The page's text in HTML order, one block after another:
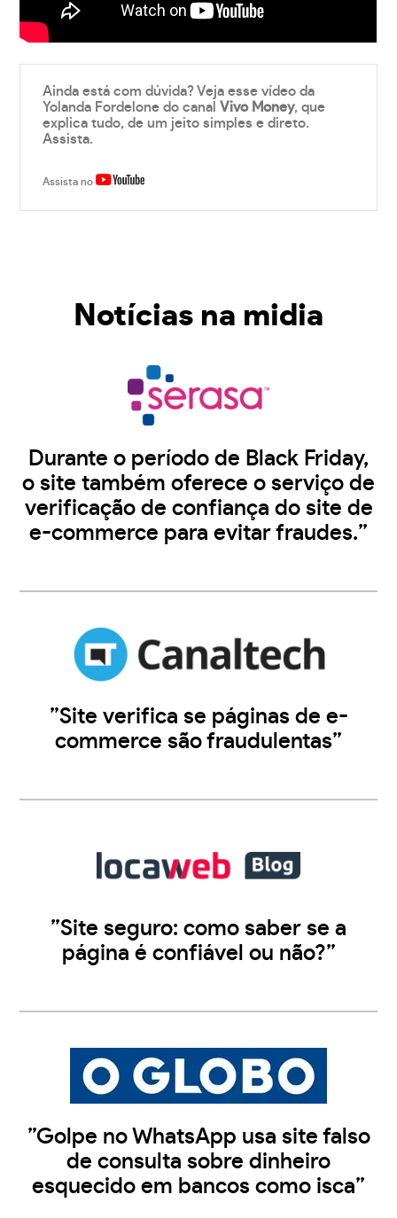
Ainda está com dúvida? Veja esse vídeo da
Yolanda Fordelone do canalVivo Money, que
explica tudo, de um jeito simples e direto.
Assista.
Assista no
Notícias na midia
Durante o período de Black Friday,
o site também oferece o serviço de
verificação de confiança do site de
e-commerce para evitar fraudes.”
”Site verifica se páginas de e-
commerce são fraudulentas”
”Site seguro: como saber se a
página é confiável ou não?”
”Golpe no WhatsApp usa site falso
de consulta sobre dinheiro
esquecido em bancos como isca”